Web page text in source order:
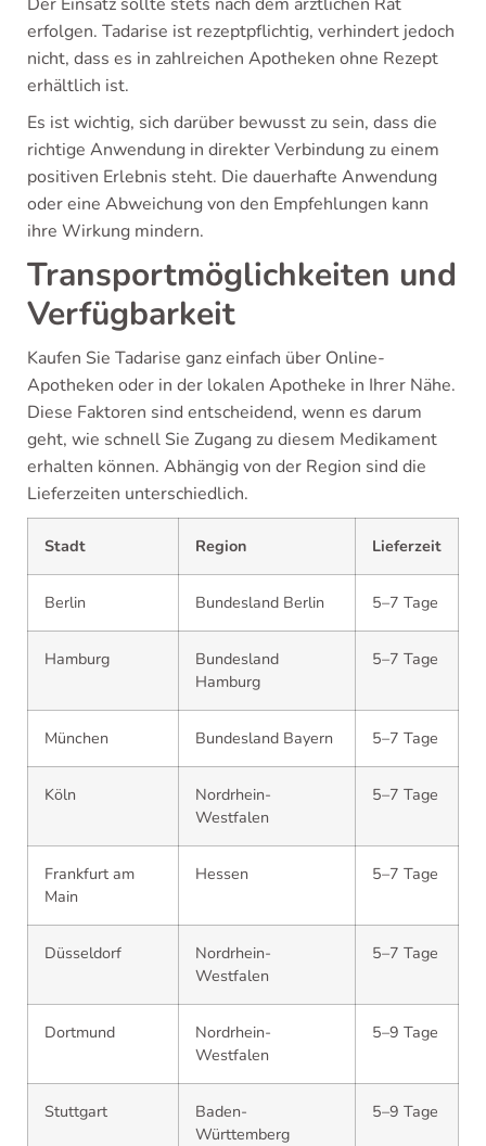
erfolgen. Tadarise ist rezeptpflichtig, verhindert jedoch
nicht, dass es in zahlreichen Apotheken ohne Rezept
erhältlich ist.
Es ist wichtig, sich darüber bewusst zu sein, dass die
richtige Anwendung in direkter Verbindung zu einem
positiven Erlebnis steht. Die dauerhafte Anwendung
oder eine Abweichung von den Empfehlungen kann
ihre Wirkung mindern.
Transportmöglichkeiten und
Verfügbarkeit
Kaufen Sie Tadarise ganz einfach über Online-
Apotheken oder in der lokalen Apotheke in Ihrer Nähe.
Diese Faktoren sind entscheidend, wenn es darum
geht, wie schnell Sie Zugang zu diesem Medikament
erhalten können. Abhängig von der Region sind die
Lieferzeiten unterschiedlich.
Stadt Region Lieferzeit
Berlin Bundesland Berlin 5–7 Tage
Hamburg
Bundesland
Hamburg
5–7 Tage
München Bundesland Bayern 5–7 Tage
Köln
Nordrhein-
Westfalen
5–7 Tage
Frankfurt am
Main
Hessen 5–7 Tage
Düsseldorf
Nordrhein-
Westfalen
5–7 Tage
Dortmund
Nordrhein-
Westfalen
5–9 Tage
Stuttgart
Baden-
Württemberg
5–9 Tage